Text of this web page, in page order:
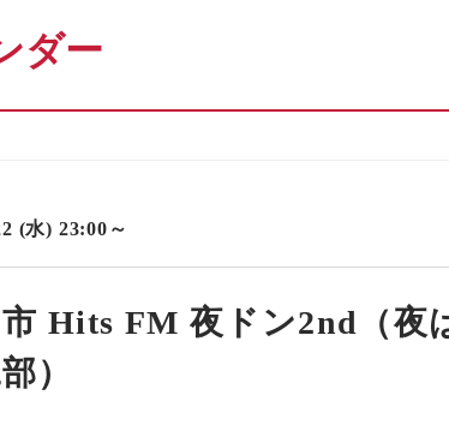
ダー
(水) 23:00～
Hits FM 夜ドン2nd（夜
）